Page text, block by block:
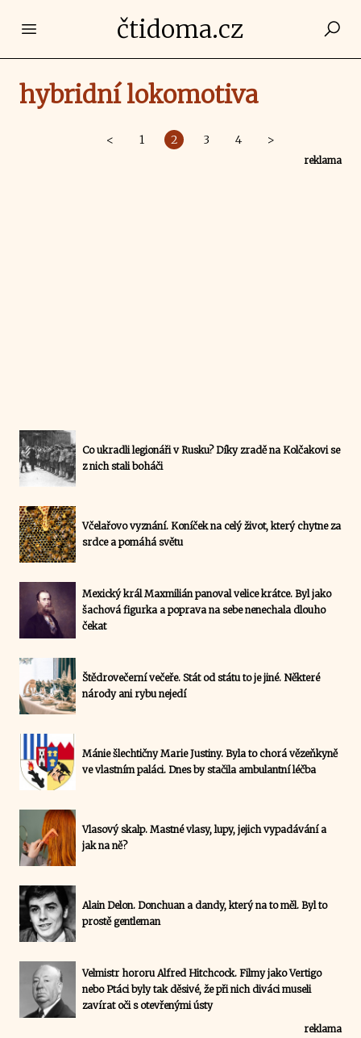
Open main menučtidoma.cz
hybridní lokomotiva
< 1 2 3 4 >
reklama
Co ukradli legionáři v Rusku? Díky zradě na Kolčakovi se
z nich stali boháči
Včelařovo vyznání. Koníček na celý život, který chytne za
srdce a pomáhá světu
Mexický král Maxmilián panoval velice krátce. Byl jako
šachová figurka a poprava na sebe nenechala dlouho
čekat
Štědrovečerní večeře. Stát od státu to je jiné. Některé
národy ani rybu nejedí
Mánie šlechtičny Marie Justiny. Byla to chorá vězeňkyně
ve vlastním paláci. Dnes by stačila ambulantní léčba
Vlasový skalp. Mastné vlasy, lupy, jejich vypadávání a
jak na ně?
Alain Delon. Donchuan a dandy, který na to měl. Byl to
prostě gentleman
Velmistr hororu Alfred Hitchcock. Filmy jako Vertigo
nebo Ptáci byly tak děsivé, že při nich diváci museli
zavírat oči s otevřenými ústy
reklama